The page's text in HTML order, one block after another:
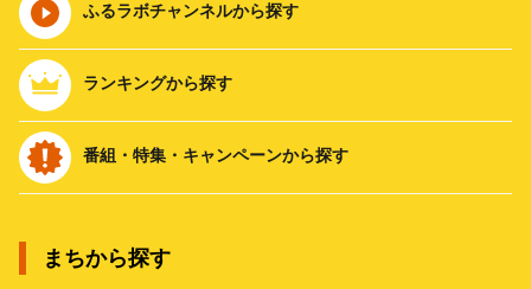
ふるラボチャンネルから探す
ランキングから探す
番組・特集・キャンペーンから探す
まちから探す